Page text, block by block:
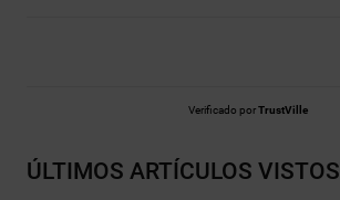
Verificado porTrustVille
ÚLTIMOS ARTÍCULOS VISTOS